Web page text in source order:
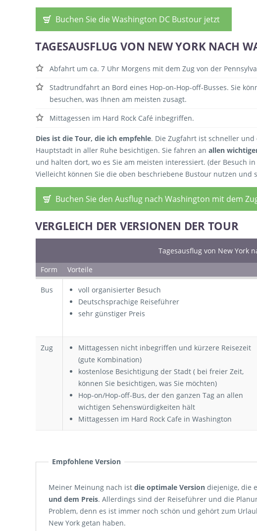
Buchen Sie die Washington DC Bustour jetzt
TAGESAUSFLUG VON NEW YORK NACH
Abfahrt um ca. 7 Uhr Morgens mit dem Zug von der
Stadtrundfahrt an Bord eines Hop-on-Hop-off-Busses. Sie
besuchen, was Ihnen am meisten zusagt.
Mittagessen im Hard Rock Café inbegriffen.
Dies ist die Tour, die ich empfehle. Die Zugfahrt ist schneller und
Hauptstadt in aller Ruhe besichtigen. Sie fahren an allen
und halten dort, wo es Sie am meisten interessiert. (der Besuch
Vielleicht können Sie die oben beschriebene Bustour nutzen und
Buchen Sie den Ausflug nach Washington mit dem
VERGLEICH DER VERSIONEN DER TOUR
Tagesausflug von New York
Form
Vorteile
Bus
voll organisierter Besuch
Deutschsprachige Reiseführer
sehr günstiger Preis
Zug
Mittagessen nicht inbegriffen und kürzere Reisezeit
(gute Kombination)
kostenlose Besichtigung der Stadt ( bei freier Zeit,
können Sie besichtigen, was Sie möchten)
Hop-on/Hop-off-Bus, der den ganzen Tag an allen
wichtigen Sehenswürdigkeiten hält
Mittagessen im Hard Rock Cafe in Washington
Empfohlene Version
Meiner Meinung nach istdie optimale Versiondiejenige, die
und dem Preis. Allerdings sind der Reiseführer und die
Problem, denn es ist immer noch schön und gehört zum
New York getan haben.